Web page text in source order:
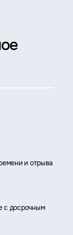
и отрыва
с досрочным